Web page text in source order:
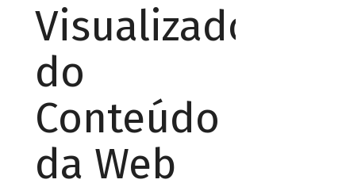
Visualizador
do
Conteúdo
da Web